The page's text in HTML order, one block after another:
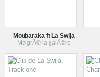
Moubaraka ft La Swija
MalgrÃ© la galÃ©re